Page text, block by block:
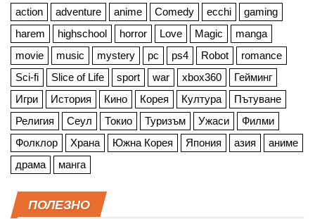
action adventure anime Comedy ecchi
gaming
harem
highschool horror Love Magic
manga
movie
music mystery pc ps4 Robot
romance
Sci-fi
Slice of Life sport war xbox360
Гейминг
Игри
История Кино Корея Култура
Пътуване
Религия
Сеул Токио Туризъм Ужаси
Филми
Фолклор
Храна Южна Корея Япония азия
аниме
драма
манга
ПОЛЕЗНО